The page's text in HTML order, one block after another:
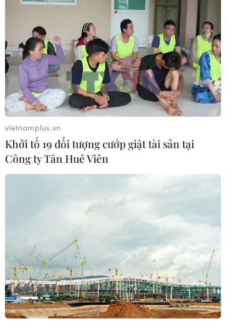
vietnamplus.vn
Khởi tố 19 đối tượng cướp giật tài sản tại
Công ty Tân Huê Viên